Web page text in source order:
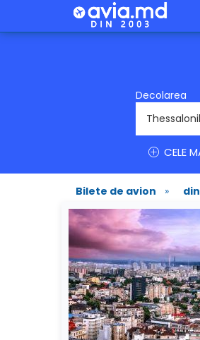
Decolarea
CELE
Bilete de avion »